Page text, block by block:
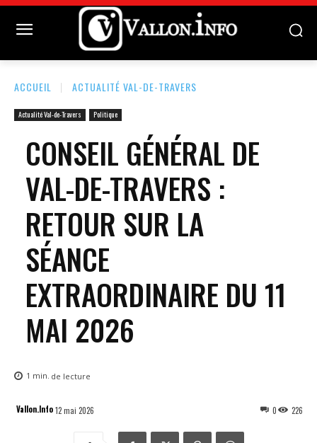
ACCUEIL ACTUALITÉ VAL-DE-TRAVERS
Actualité Val-de-Travers Politique
CONSEIL GÉNÉRAL DE
VAL-DE-TRAVERS :
RETOUR SUR LA
SÉANCE
EXTRAORDINAIRE DU 11
MAI 2026
1 min. de lecture
Vallon.Info12 mai 2026 226
0